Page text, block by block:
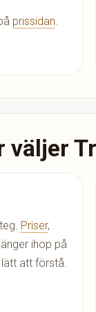
prissidan.
Priser,
ihop på
att förstå.